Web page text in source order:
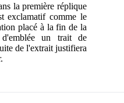
la première réplique
exclamatif comme le
placé à la fin de la
d'emblée un trait de
de l'extrait justifiera